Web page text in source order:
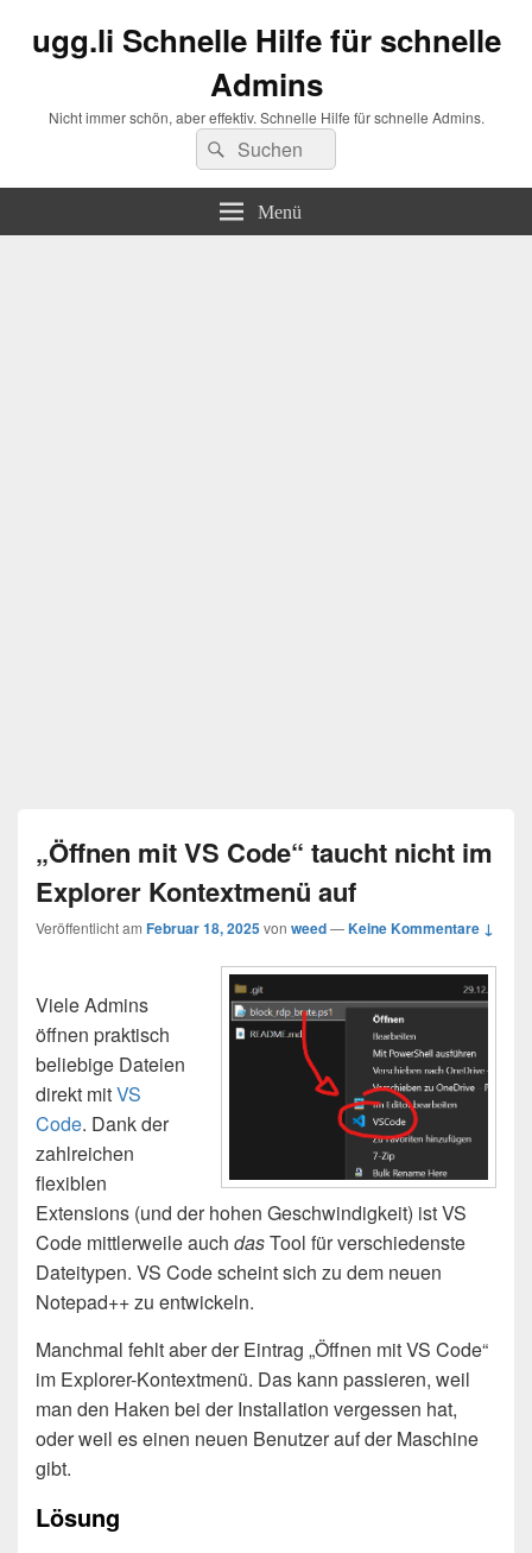
ugg.li Schnelle Hilfe für schnelle
Admins
Nicht immer schön, aber effektiv. Schnelle Hilfe für schnelle Admins.
Suchen
nach:
Suchen
Menü
„Öffnen mit VS Code“ taucht nicht im
Explorer Kontextmenü auf
Veröffentlicht am Februar 18, 2025von weed—Keine Kommentare ↓
Viele Admins
öffnen praktisch
beliebige Dateien
direkt mitVS
Code. Dank der
zahlreichen
flexiblen
Extensions (und der hohen Geschwindigkeit) ist VS
Code mittlerweile auch dasTool für verschiedenste
Dateitypen. VS Code scheint sich zu dem neuen
Notepad++ zu entwickeln.
Manchmal fehlt aber der Eintrag „Öffnen mit VS Code“
im Explorer-Kontextmenü. Das kann passieren, weil
man den Haken bei der Installation vergessen hat,
oder weil es einen neuen Benutzer auf der Maschine
gibt.
Lösung